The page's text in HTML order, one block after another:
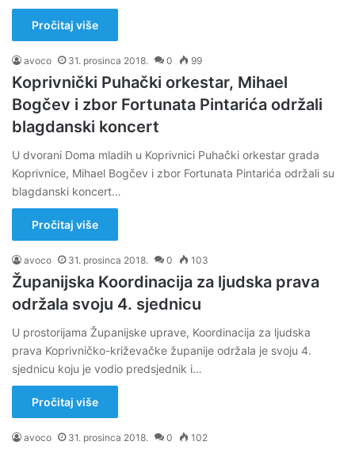
Pročitaj više
avoco 31. prosinca 2018. 0 99
Koprivnički Puhački orkestar, Mihael
Bogčev i zbor Fortunata Pintarića održali
blagdanski koncert
U dvorani Doma mladih u Koprivnici Puhački orkestar grada
Koprivnice, Mihael Bogčev i zbor Fortunata Pintarića održali su
blagdanski koncert…
Pročitaj više
avoco 31. prosinca 2018. 0 103
Županijska Koordinacija za ljudska prava
održala svoju 4. sjednicu
U prostorijama Županijske uprave, Koordinacija za ljudska
prava Koprivničko-križevačke županije održala je svoju 4.
sjednicu koju je vodio predsjednik i…
Pročitaj više
avoco 31. prosinca 2018. 0 102